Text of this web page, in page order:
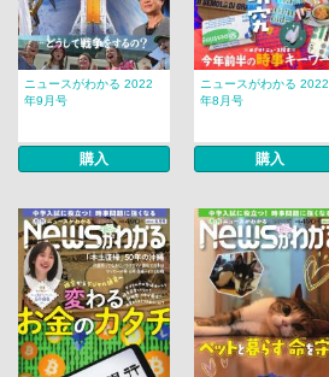
ニュースがわかる 2022
年9月号
購入
ニュースがわかる 2022
年8月号
購入